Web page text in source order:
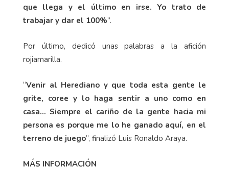
que llega y el último en irse. Yo trato de
trabajar y dar el 100%”.
Por último, dedicó unas palabras a la afición
rojiamarilla.
“Venir al Herediano y que toda esta gente le
grite, coree y lo haga sentir a uno como en
casa… Siempre el cariño de la gente hacia mi
persona es porque me lo he ganado aquí, en el
terreno de juego”, finalizó Luis Ronaldo Araya.
MÁS INFORMACIÓN